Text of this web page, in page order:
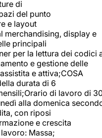
di
del punto
e layout
merchandising, display e
principali
per la lettura dei codici
e gestione delle
e attiva;COSA
durata di 6
di lavoro di
alla domenica
con riposi
e crescita
Massa;